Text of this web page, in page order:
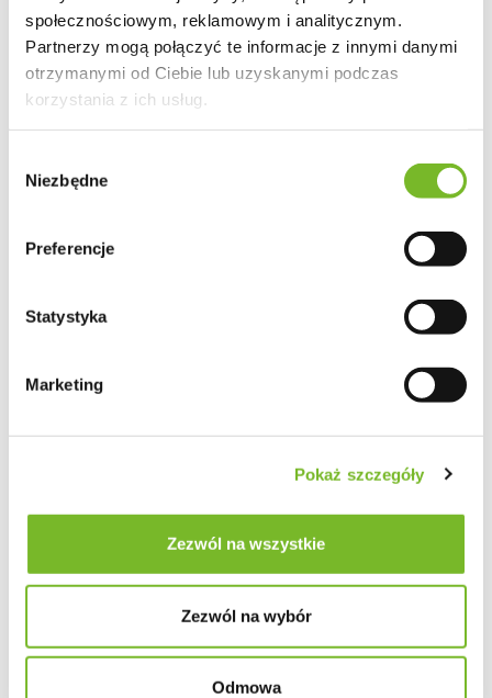
społecznościowym, reklamowym i analitycznym.
Partnerzy mogą połączyć te informacje z innymi danymi
otrzymanymi od Ciebie lub uzyskanymi podczas
korzystania z ich usług.
zgody
Niezbędne
Preferencje
Statystyka
Marketing
Pokaż szczegóły
Zezwól na wszystkie
Zezwól na wybór
Odmowa
Koralan 10L Olej specjalny do drewna
899.99